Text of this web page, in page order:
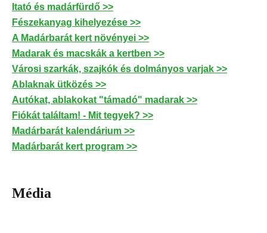
Itató és madárfürdő >>
Fészekanyag kihelyezése >>
A Madárbarát kert növényei >>
Madarak és macskák a kertben >>
Városi szarkák, szajkók és dolmányos varjak >>
Ablaknak ütközés >>
Autókat, ablakokat "támadó" madarak >>
Fiókát találtam! - Mit tegyek? >>
Madárbarát kalendárium >>
Madárbarát kert program >>
Média